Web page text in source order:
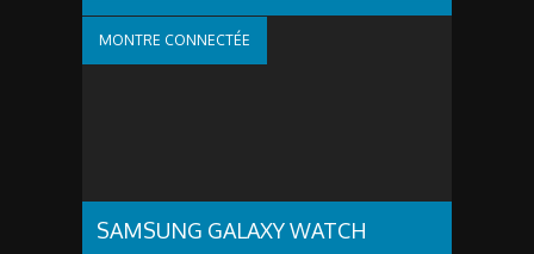
MONTRE CONNECTÉE
SAMSUNG GALAXY WATCH